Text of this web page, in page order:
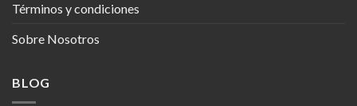
Términos y condiciones
Sobre Nosotros
BLOG